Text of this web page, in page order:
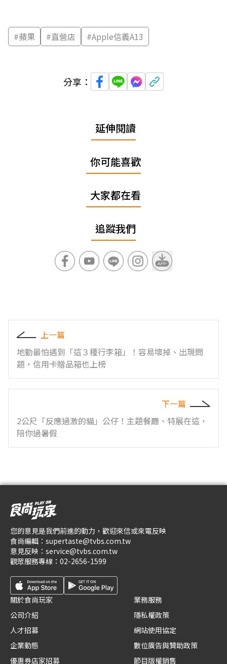
#蘋果 #直營店 #Apple信義A13
分享：
延伸閱讀
你可能喜歡
大家都在看
追蹤我們
上一篇
地勤最怕遇到「這３種行李箱」！容易壞掉、出現問
題，信用卡贈品箱也上榜
下一篇
2公尺「反應過激的貓」公仔！主題餐廳、特展在這，
陪你過暑假
您的意見是我們前進的動力，歡迎來信或來電反映
食尚編輯： supertaste@tvbs.com.tw
意見反映： service@tvbs.com.tw
觀眾服務專線： 02-2656-1599
關於食尚玩家
公司介紹
人才招募
企業動態
優惠券店家招募
業務服務
隱私權政策
網站使用協定
數位廣告與贊助政策
節目版權銷售